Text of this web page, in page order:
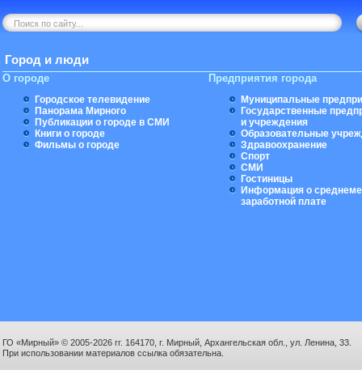
Город и люди
О городе
Городское телевидение
Панорама Мирного
Публикации о городе в СМИ
Книги о городе
Фильмы о городе
Предприятия города
Муниципальные
Государственные
и учреждения
Образовательные
Здравоохранение
Спорт
СМИ
Гостиницы
Информация о
заработной плате
ГО «Мирный» © 2005-2026 гг. 164170, г. Мирный, Архангельская обл., ул. Ленина, 33.
При использовании материалов ссылка обязательна.